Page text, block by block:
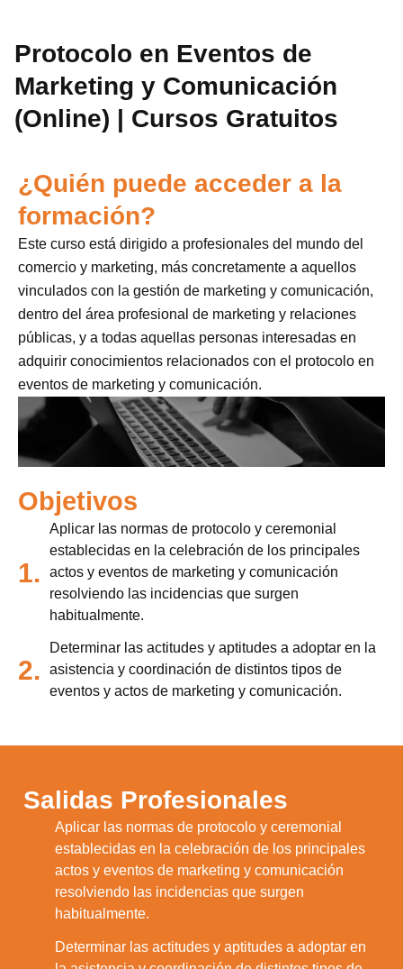
Protocolo en Eventos de
Marketing y Comunicación
(Online) | Cursos Gratuitos
¿Quién puede acceder a la
formación?
Este curso está dirigido a profesionales del mundo del
comercio y marketing, más concretamente a aquellos
vinculados con la gestión de marketing y comunicación,
dentro del área profesional de marketing y relaciones
públicas, y a todas aquellas personas interesadas en
adquirir conocimientos relacionados con el protocolo en
eventos de marketing y comunicación.
Objetivos
1.
Aplicar las normas de protocolo y ceremonial
establecidas en la celebración de los principales
actos y eventos de marketing y comunicación
resolviendo las incidencias que surgen
habitualmente.
2.
Determinar las actitudes y aptitudes a adoptar en la
asistencia y coordinación de distintos tipos de
eventos y actos de marketing y comunicación.
Salidas Profesionales
Aplicar las normas de protocolo y ceremonial
establecidas en la celebración de los principales
actos y eventos de marketing y comunicación
resolviendo las incidencias que surgen
habitualmente.
Determinar las actitudes y aptitudes a adoptar en